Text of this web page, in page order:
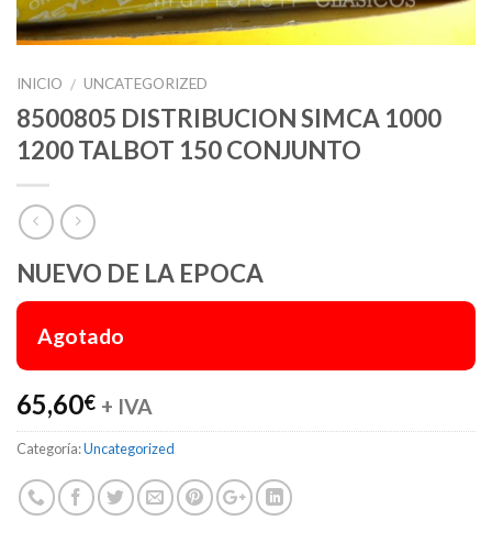
INICIO / UNCATEGORIZED
8500805 DISTRIBUCION SIMCA 1000
1200 TALBOT 150 CONJUNTO
NUEVO DE LA EPOCA
Agotado
65,60€ + IVA
Categoría:Uncategorized